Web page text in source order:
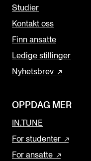
Studier
Kontakt oss
Finn ansatte
Ledige stillinger
Nyhetsbrev
OPPDAG MER
IN.TUNE
For studenter
For ansatte